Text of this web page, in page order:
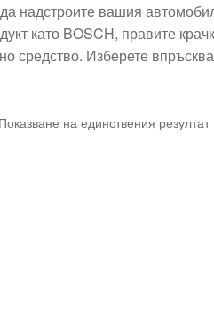
надстроите вашия
като BOSCH, правите
средство. Изберете
Показване на единствения резултат